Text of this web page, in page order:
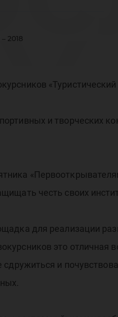
2018
«Туристический
и творческих
честь своих
для реализации
это отличная
сдружиться и